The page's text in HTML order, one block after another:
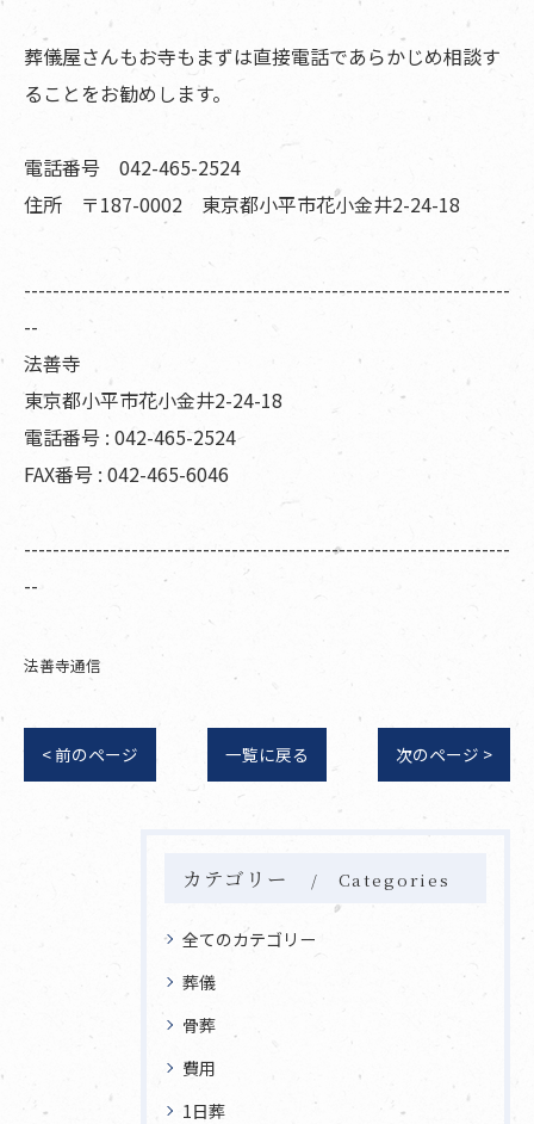
葬儀屋さんもお寺もまずは直接電話であらかじめ相談す
ることをお勧めします。
電話番号 042-465-2524
住所 〒187-0002 東京都小平市花小金井2-24-18
--------------------------------------------------------------------
--
法善寺
東京都小平市花小金井2-24-18
電話番号 : 042-465-2524
FAX番号 : 042-465-6046
--------------------------------------------------------------------
--
法善寺通信
< 前のページ 一覧に戻る 次のページ >
カテゴリー Categories
全てのカテゴリー
葬儀
骨葬
費用
1日葬